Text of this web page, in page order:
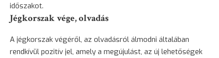
időszakot.
Jégkorszak vége, olvadás
A jégkorszak végéről, az olvadásról álmodni általában
rendkívül pozitív jel, amely a megújulást, az új lehetőségek